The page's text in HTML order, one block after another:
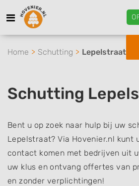
Home Schutting Lepelstraat
Schutting
Bent u op zoek naar hulp bij uw
Lepelstraat? Via Hovenier.nl kunt
contact komen met bedrijven uit
uw klus en ontvang offertes van
en zonder verplichtingen!